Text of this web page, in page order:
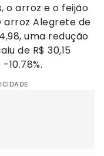
o arroz e o feijão
arroz Alegrete de
uma redução
de R$ 30,15
10.78%.